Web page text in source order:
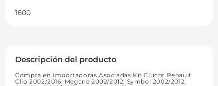
1600
Descripción del producto
Compra en Importadoras Asociadas Kit Clucht Renault
Clio 2002/2016, Megane 2002/2012, Symbol 2002/2012,